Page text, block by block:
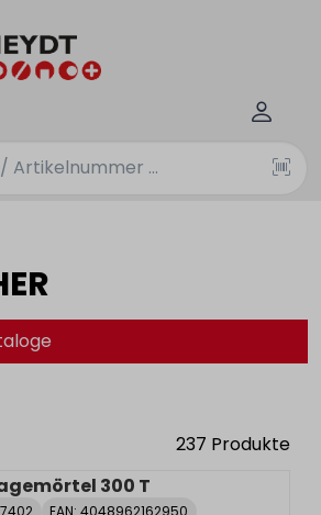
237 Produkte
300 T
EAN: 4048962162950